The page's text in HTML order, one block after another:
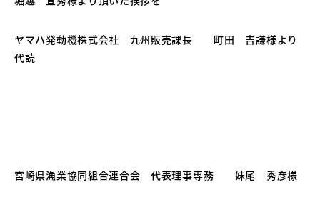
ヤマハ発動機株式会社 九州販売課長 町田 吉謙様より
代読
宮崎県漁業協同組合連合会 代表理事専務 妹尾 秀彦様